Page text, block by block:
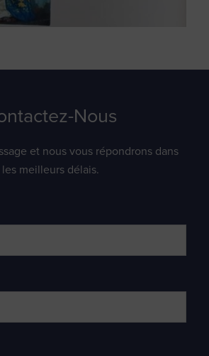
Nous
et nous vous répondrons dans
les meilleurs délais.